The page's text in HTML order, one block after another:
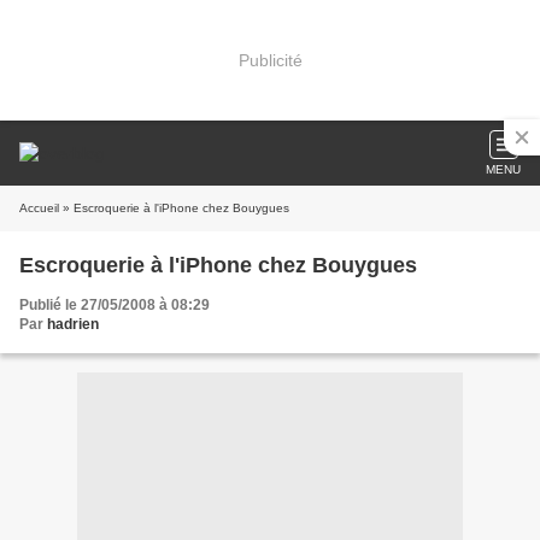
Publicité
MENU
Accueil » Escroquerie à l'iPhone chez Bouygues
Escroquerie à l'iPhone chez Bouygues
Publié le 27/05/2008 à 08:29
Par hadrien